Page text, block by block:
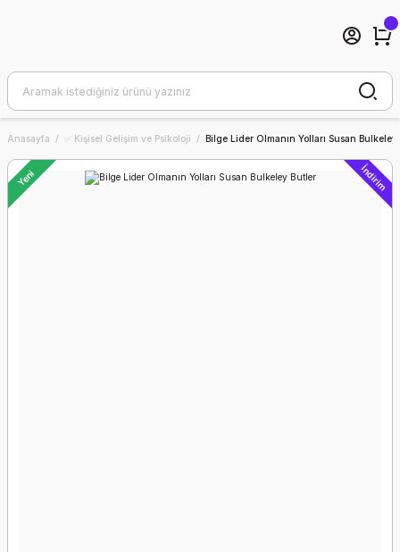
Anasayfa ✅ Kişisel Gelişim ve Psikoloji Bilge Lider Olmanın Yolları Susan Bulkeley
Yeni İndirim